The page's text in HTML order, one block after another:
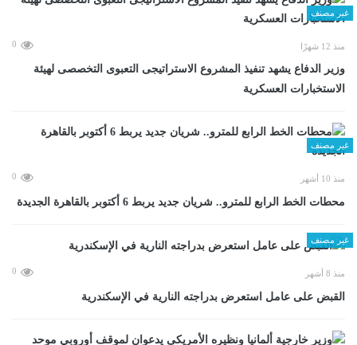
غير مصنف
منذ 12 شهرًا 0
وزير الدفاع يشهد تنفيذ المشروع الاستراتيجى التعبوى التخصصى لهيئة
الاستخبارات العسكرية
غير مصنف
منذ 10 أشهر 0
محطات الخط الرابع للمترو.. شريان جديد يربط 6 أكتوبر بالقاهرة الجديدة
غير مصنف
منذ 8 أشهر 0
القبض على عامل استعرض بدراجته النارية في الإسكندرية